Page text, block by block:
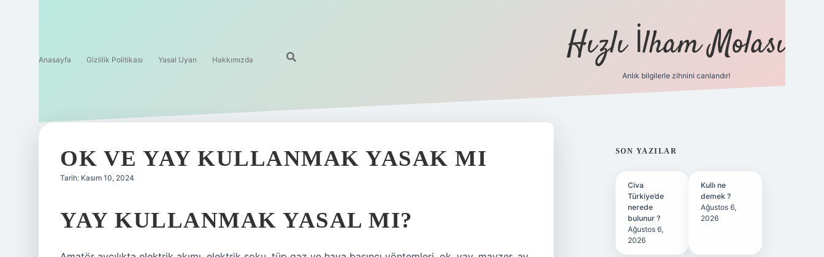
Anasayfa Gizlilik Politikası Yasal Uyarı Hakkımızda Hızlı İlham Molası
Anlık bilgilerle zihnini canlandır!
OK VE YAY KULLANMAK YASAK MI
Tarih: Kasım 10, 2024
YAY KULLANMAK YASAL MI?
SIDEBAR
SON YAZILAR
Civa
Türkiye’de
nerede
bulunur ?
Ağustos 6,
2026
Kullı ne
demek ?
Ağustos 6,
2026